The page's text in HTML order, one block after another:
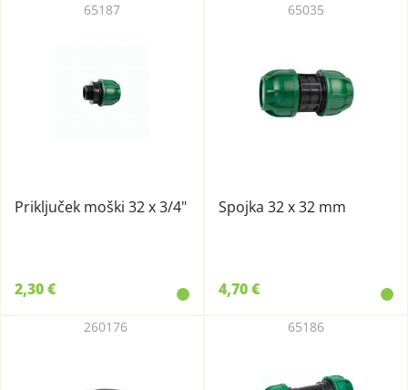
Priključek moški 32 x 3/4"
65187
2,30 €
Spojka 32 x 32 mm
65035
4,70 €
260176 65186